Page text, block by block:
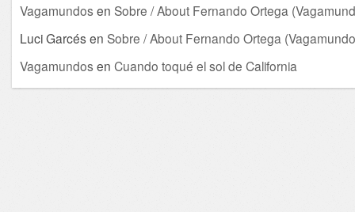
Vagamundos en Sobre / About Fernando Ortega
Luci Garcés en Sobre / About Fernando Ortega
Vagamundos en Cuando toqué el sol de California